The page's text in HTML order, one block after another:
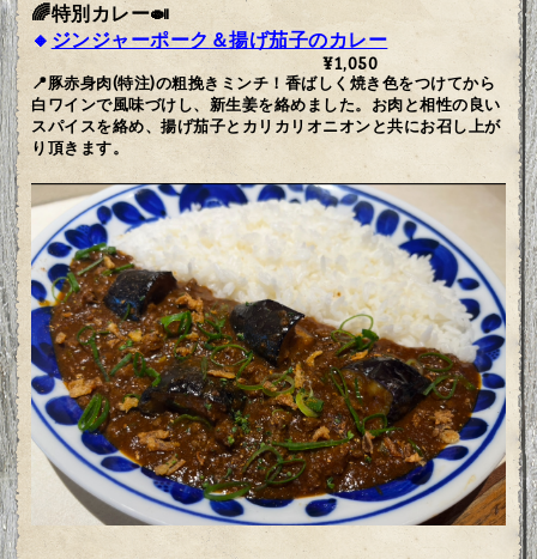
🌈特別カレー🍛
🔸 ジンジャーポーク＆揚げ茄子のカレー
¥1,050
📍豚赤身肉(特注)の粗挽きミンチ！香ばしく焼き色をつけてから
白ワインで風味づけし、新生姜を絡めました。お肉と相性の良い
スパイスを絡め、揚げ茄子とカリカリオニオンと共にお召し上が
り頂きます。